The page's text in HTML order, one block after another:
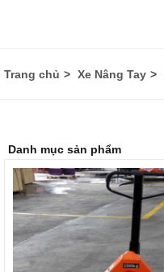
Trang chủ Xe Nâng Tay
Danh mục sản phẩm